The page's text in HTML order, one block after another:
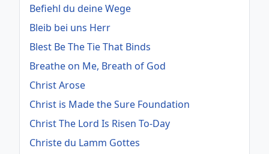
Befiehl du deine Wege
Bleib bei uns Herr
Blest Be The Tie That Binds
Breathe on Me, Breath of God
Christ Arose
Christ is Made the Sure Foundation
Christ The Lord Is Risen To-Day
Christe du Lamm Gottes